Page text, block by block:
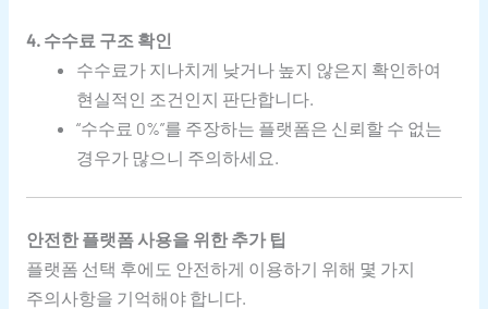
4. 수수료 구조 확인
수수료가 지나치게 낮거나 높지 않은지 확인하여
현실적인 조건인지 판단합니다.
“수수료 0%”를 주장하는 플랫폼은 신뢰할 수 없는
경우가 많으니 주의하세요.
안전한 플랫폼 사용을 위한 추가 팁
플랫폼 선택 후에도 안전하게 이용하기 위해 몇 가지
주의사항을 기억해야 합니다.